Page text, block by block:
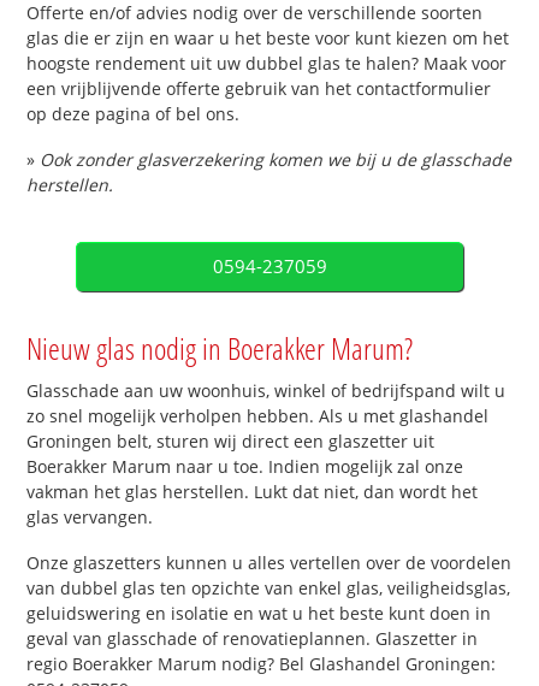
Offerte en/of advies nodig over de verschillende soorten
glas die er zijn en waar u het beste voor kunt kiezen om het
hoogste rendement uit uw dubbel glas te halen? Maak voor
een vrijblijvende offerte gebruik van het contactformulier
op deze pagina of bel ons.
» Ook zonder glasverzekering komen we bij u de glasschade
herstellen.
0594-237059
Nieuw glas nodig in Boerakker Marum?
Glasschade aan uw woonhuis, winkel of bedrijfspand wilt u
zo snel mogelijk verholpen hebben. Als u met glashandel
Groningen belt, sturen wij direct een glaszetter uit
Boerakker Marum naar u toe. Indien mogelijk zal onze
vakman het glas herstellen. Lukt dat niet, dan wordt het
glas vervangen.
Onze glaszetters kunnen u alles vertellen over de voordelen
van dubbel glas ten opzichte van enkel glas, veiligheidsglas,
geluidswering en isolatie en wat u het beste kunt doen in
geval van glasschade of renovatieplannen. Glaszetter in
regio Boerakker Marum nodig? Bel Glashandel Groningen: